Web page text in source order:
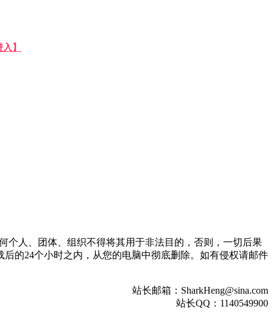
】
个人、团体、组织不得将其用于非法目的，否则，一切后果
的24个小时之内，从您的电脑中彻底删除。如有侵权请邮件
站长邮箱：SharkHeng@sina.com
站长QQ：1140549900